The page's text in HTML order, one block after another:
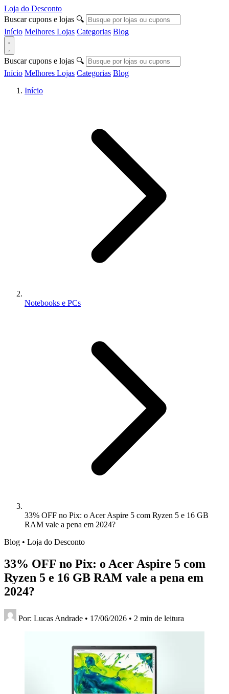
Loja do Desconto
Buscar cupons e lojas 🔍
Início Melhores Lojas Categorias Blog
Buscar cupons e lojas 🔍
Início Melhores Lojas Categorias Blog
Início
Notebooks e PCs
33% OFF no Pix: o Acer Aspire 5 com Ryzen 5 e 16 GB
RAM vale a pena em 2024?
Blog • Loja do Desconto
33% OFF no Pix: o Acer Aspire 5 com
Ryzen 5 e 16 GB RAM vale a pena em
2024?
Por: Lucas Andrade • 17/06/2026 • 2 min de leitura